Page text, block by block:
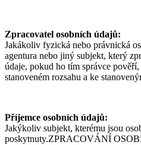
Zpracovatel osobních údajů:
Jakákoliv fyzická nebo právnická
agentura nebo jiný subjekt, který
údaje, pokud ho tím správce
stanoveném rozsahu a ke
Příjemce osobních údajů:
Jakýkoliv subjekt, kterému jsou
poskytnuty.ZPRACOVÁNÍ